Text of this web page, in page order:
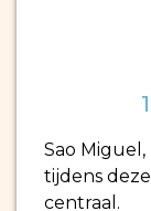
Sao Miguel,
tijdens
centraal.